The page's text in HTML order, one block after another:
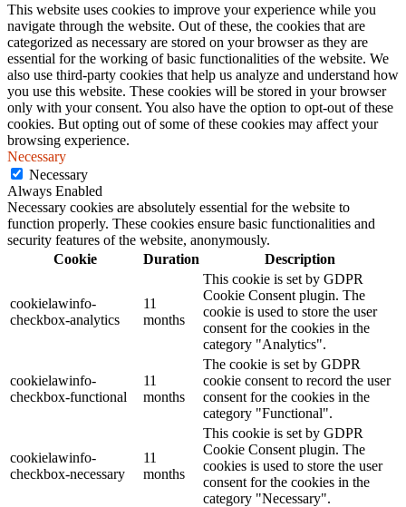
This website uses cookies to improve your experience while you
navigate through the website. Out of these, the cookies that are
categorized as necessary are stored on your browser as they are
essential for the working of basic functionalities of the website. We
also use third-party cookies that help us analyze and understand how
you use this website. These cookies will be stored in your browser
only with your consent. You also have the option to opt-out of these
cookies. But opting out of some of these cookies may affect your
browsing experience.
Necessary
Necessary
Always Enabled
Necessary cookies are absolutely essential for the website to
function properly. These cookies ensure basic functionalities and
security features of the website, anonymously.
Cookie
Duration Description
cookielawinfo-
checkbox-analytics
11
months
This cookie is set by GDPR
Cookie Consent plugin. The
cookie is used to store the user
consent for the cookies in the
category "Analytics".
cookielawinfo-
checkbox-functional
11
months
The cookie is set by GDPR
cookie consent to record the user
consent for the cookies in the
category "Functional".
cookielawinfo-
checkbox-necessary
11
months
This cookie is set by GDPR
Cookie Consent plugin. The
cookies is used to store the user
consent for the cookies in the
category "Necessary".